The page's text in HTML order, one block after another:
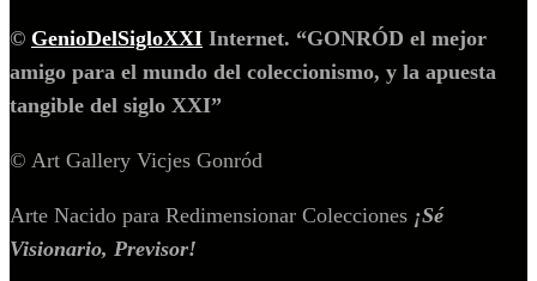
© GenioDelSigloXXI Internet. “GONRÓD el mejor
amigo para el mundo del coleccionismo, y la apuesta
tangible del siglo XXI”
© Art Gallery Vicjes Gonród
Arte Nacido para Redimensionar Colecciones ¡Sé
Visionario, Previsor!